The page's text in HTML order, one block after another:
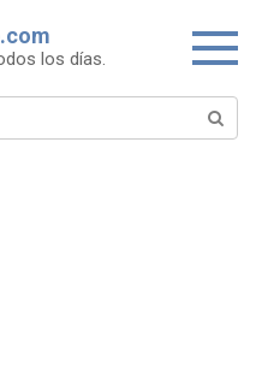
los días.